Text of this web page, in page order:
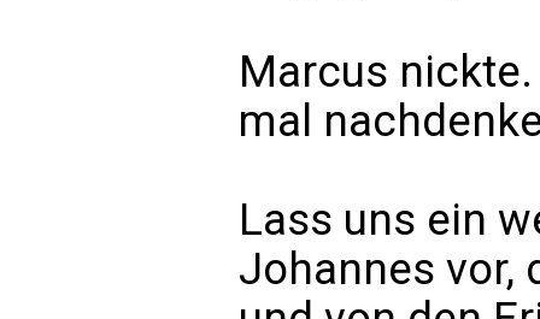
Marcus
mal
Lass uns ein
Johannes vor,